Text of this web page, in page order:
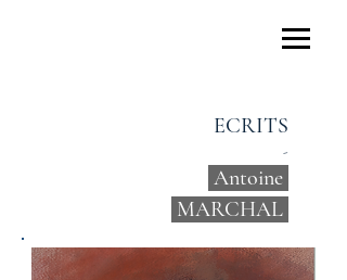
ECRITS
-
Antoine
MARCHAL